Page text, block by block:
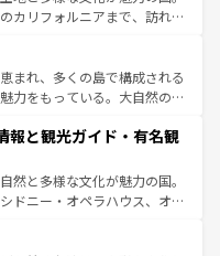
ビスもあり、うまく活用すれ
カリフォルニアまで、訪れる
ショッピング、エンターテイ
スポットだ。一方、アメリカ
ランドキャニオンやイエロー
音楽と美食が融合した独特の
カの各地域で異なる魅力を楽
かな歴史を感じることができ
ップや列車の旅も、アメリカ
まれ、多くの島で構成される
力をもっている。大自然の神
定番の観光地といえばオアフ
ならマウイ島やカウアイ島が
ンに輝く海をはじめ、豊かな
「アロハスピリット」と呼ば
ドやハワイアンミュージッ
報と観光ガイド・有名観
然と多様な文化が魅力の国。
ドニー・オペラハウス、オー
びえるウルル（エアーズロッ